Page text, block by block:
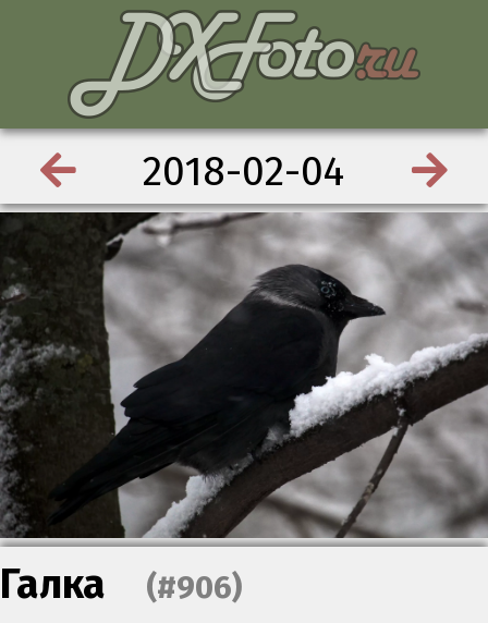
2018-02-04
Галка (#906)